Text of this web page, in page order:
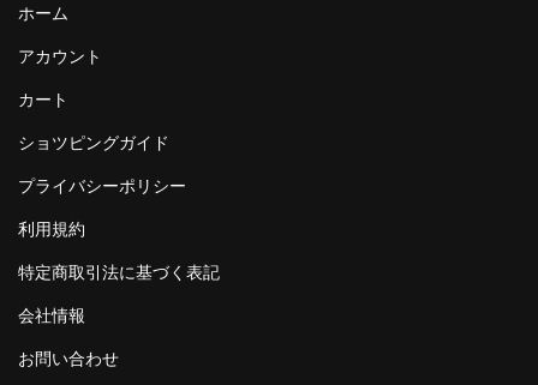
ホーム
アカウント
カート
ショツピングガイド
プライバシーポリシー
利用規約
特定商取引法に基づく表記
会社情報
お問い合わせ